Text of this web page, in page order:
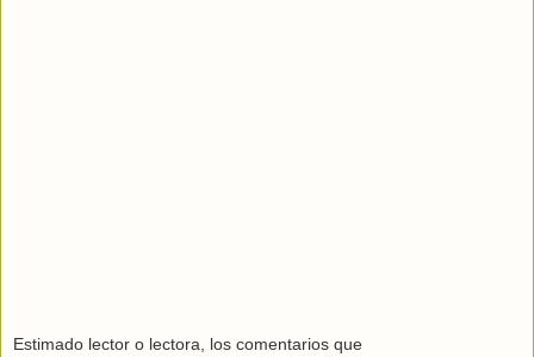
Estimado lector o lectora, los comentarios que